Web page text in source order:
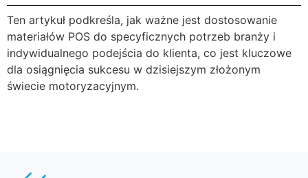
Ten artykuł podkreśla, jak ważne jest dostosowanie
materiałów POS do specyficznych potrzeb branży i
indywidualnego podejścia do klienta, co jest kluczowe
dla osiągnięcia sukcesu w dzisiejszym złożonym
świecie motoryzacyjnym.